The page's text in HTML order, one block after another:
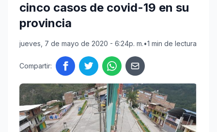
cinco casos de covid-19 en su
provincia
jueves, 7 de mayo de 2020 - 6:24p. m.•1 min de lectura
Compartir: